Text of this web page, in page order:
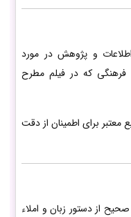
و پژوهش در مورد
که در فیلم مطرح
معتبر برای اطمینان از دقت
از دستور زبان و املاء